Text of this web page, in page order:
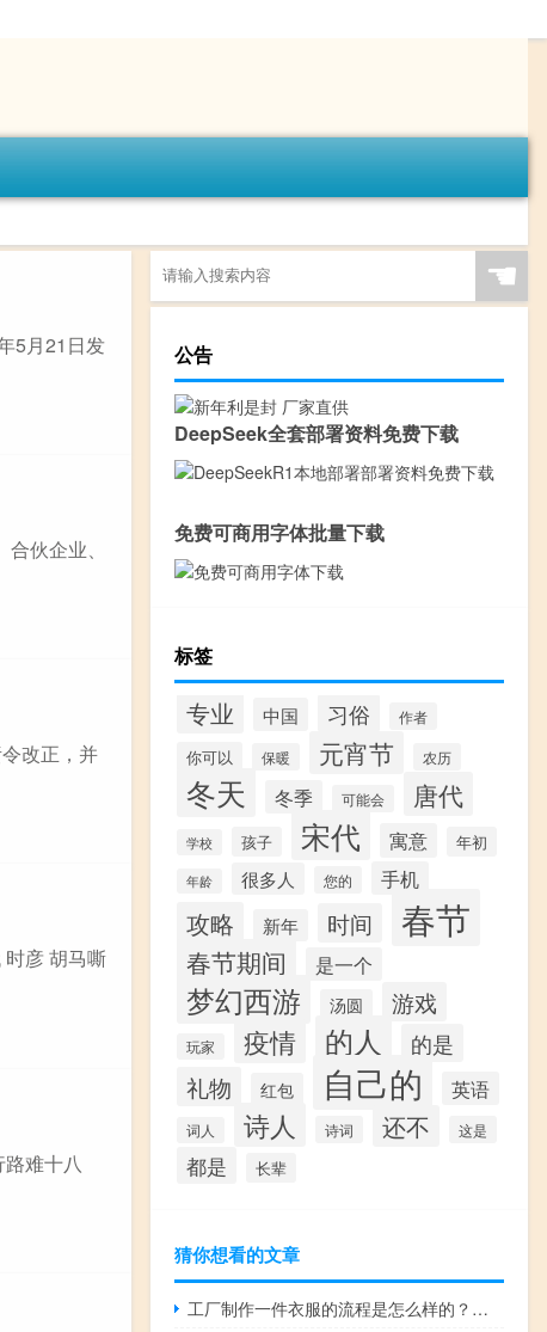
5月21日发
伙企业、
改正，并
时彦 胡马嘶
难十八
☚
公告
DeepSeek全套部署资料免费下载
免费可商用字体批量下载
标签
专业 中国 习俗 作者
你可以 保暖 元宵节 农历
冬天 冬季 可能会 唐代
学校 孩子 宋代 寓意 年初
年龄 很多人 您的 手机
攻略 新年 时间 春节
春节期间 是一个
梦幻西游 汤圆 游戏
玩家 疫情 的人 的是
礼物 红包 自己的 英语
词人 诗人 诗词 还不 这是
都是 长辈
猜你想看的文章
工厂制作一件衣服的流程是怎么样的？如何设计爆款衣服？